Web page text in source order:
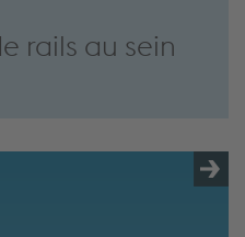
rails au sein